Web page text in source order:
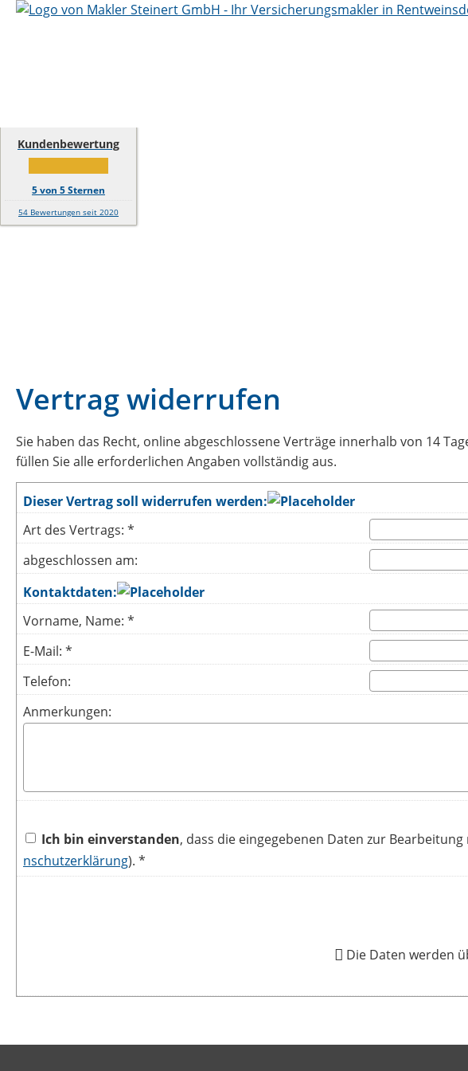
Kundenbewertung
5von 5Sternen
54 Bewertungen seit 2020
Vertrag widerrufen
Sie haben das Recht, online abgeschlossene Verträge innerhalb von 14
füllen Sie alle erforderlichen Angaben vollständig aus.
Dieser Vertrag soll widerrufen werden:
Art des Vertrags: *
abgeschlossen am:
Kontaktdaten:
Vorname, Name: *
E-Mail: *
Telefon:
Anmerkungen:
Ich bin einverstanden, dass die eingegebenen Daten zur
nschutzerklärung). *
Die Daten werden